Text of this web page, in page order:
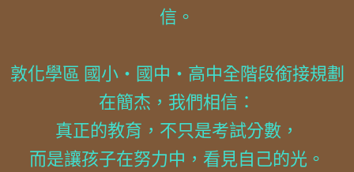
信。
敦化學區 國小・國中・高中全階段銜接規劃
在簡杰，我們相信：
真正的教育，不只是考試分數，
而是讓孩子在努力中，看見自己的光。